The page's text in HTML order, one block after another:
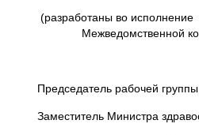
(разработаны во
Межведомственной
Председатель рабочей
Заместитель Министра